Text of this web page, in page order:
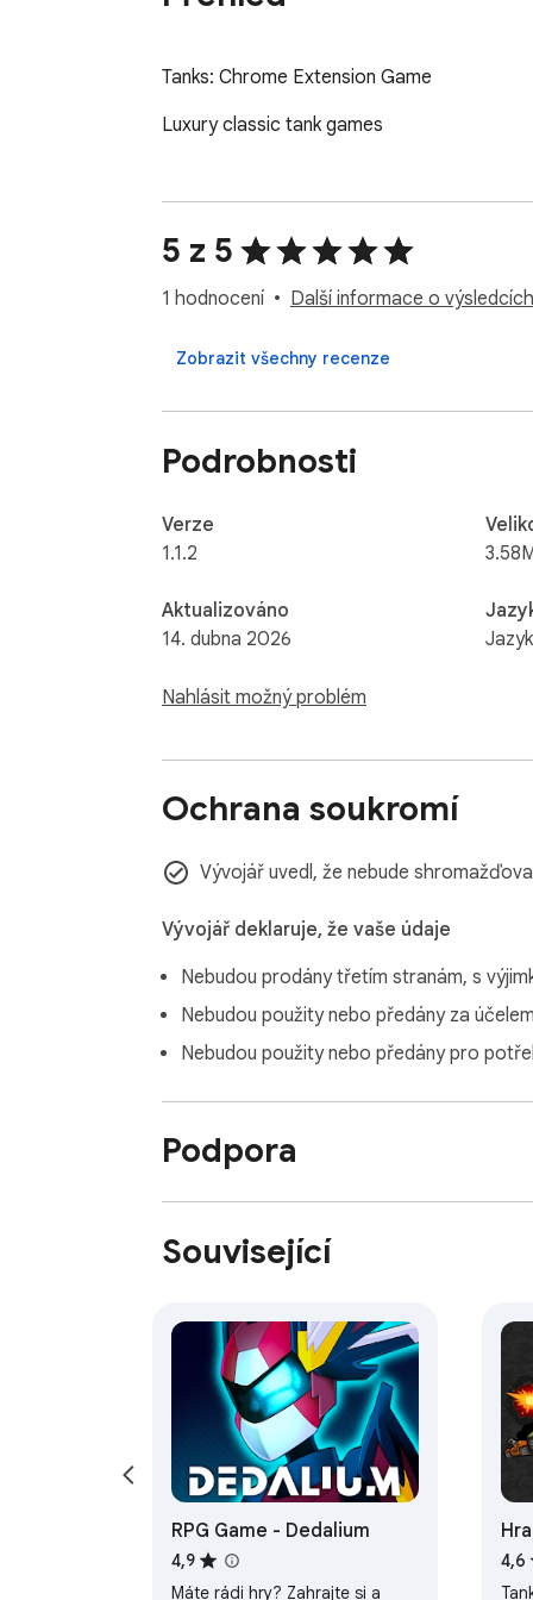
Tanks: Chrome Extension Game
Luxury classic tank games
5 z 5
1 hodnocení Další informace o
Zobrazit všechny recenze
Podrobnosti
Verze
1.1.2
Aktualizováno
14. dubna 2026
Nahlásit možný problém
Ochrana soukromí
Vývojář uvedl, že nebude
Vývojář deklaruje, že vaše údaje
Nebudou prodány třetím stranám, s
Nebudou použity nebo předány za
Nebudou použity nebo předány pro
Podpora
Související
RPG Game - Dedalium
4,9
Máte rádi hry? Zahrajte si a
4,6